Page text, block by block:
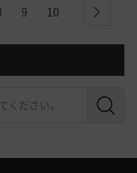
9 10 next
検